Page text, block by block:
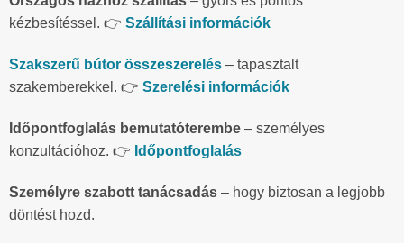
kézbesítéssel. 👉 Szállítási információk
Szakszerű bútor összeszerelés – tapasztalt
szakemberekkel. 👉 Szerelési információk
Időpontfoglalás bemutatóterembe – személyes
konzultációhoz. 👉 Időpontfoglalás
Személyre szabott tanácsadás – hogy biztosan a legjobb
döntést hozd.